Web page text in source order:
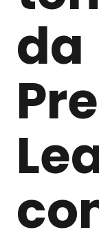
da